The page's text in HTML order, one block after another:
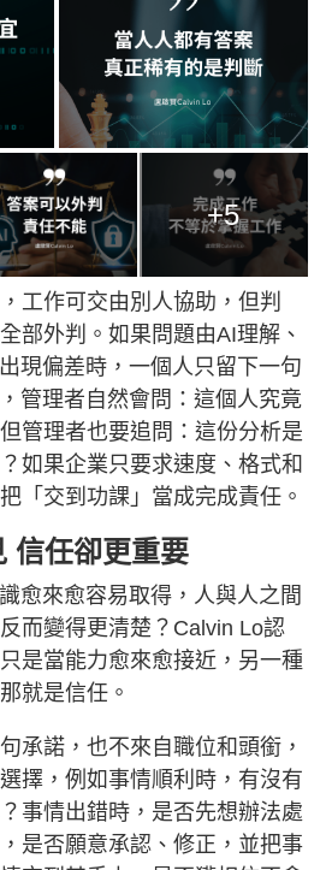
+5
工作可交由別人協助，但判
部外判。如果問題由AI理解、
現偏差時，一個人只留下一句
管理者自然會問：這個人究竟
管理者也要追問：這份分析是
如果企業只要求速度、格式和
「交到功課」當成完成責任。
信任卻更重要
愈來愈容易取得，人與人之間
而變得更清楚？Calvin Lo認
是當能力愈來愈接近，另一種
就是信任。
承諾，也不來自職位和頭銜，
擇，例如事情順利時，有沒有
事情出錯時，是否先想辦法處
是否願意承認、修正，並把事